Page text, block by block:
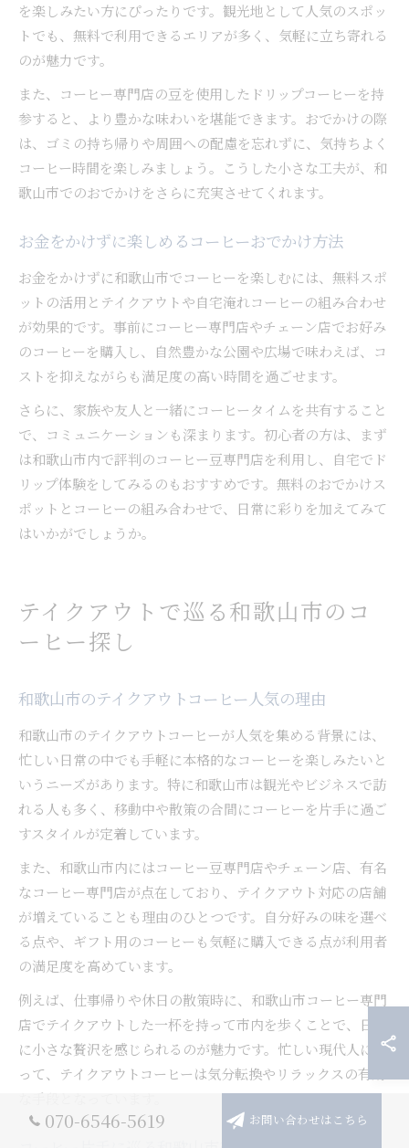
を楽しみたい方にぴったりです。観光地として人気のスポッ
トでも、無料で利用できるエリアが多く、気軽に立ち寄れる
のが魅力です。
また、コーヒー専門店の豆を使用したドリップコーヒーを持
参すると、より豊かな味わいを堪能できます。おでかけの際
は、ゴミの持ち帰りや周囲への配慮を忘れずに、気持ちよく
コーヒー時間を楽しみましょう。こうした小さな工夫が、和
歌山市でのおでかけをさらに充実させてくれます。
お金をかけずに楽しめるコーヒーおでかけ方法
お金をかけずに和歌山市でコーヒーを楽しむには、無料スポ
ットの活用とテイクアウトや自宅淹れコーヒーの組み合わせ
が効果的です。事前にコーヒー専門店やチェーン店でお好み
のコーヒーを購入し、自然豊かな公園や広場で味わえば、コ
ストを抑えながらも満足度の高い時間を過ごせます。
さらに、家族や友人と一緒にコーヒータイムを共有すること
で、コミュニケーションも深まります。初心者の方は、まず
は和歌山市内で評判のコーヒー豆専門店を利用し、自宅でド
リップ体験をしてみるのもおすすめです。無料のおでかけス
ポットとコーヒーの組み合わせで、日常に彩りを加えてみて
はいかがでしょうか。
テイクアウトで巡る和歌山市のコ
ーヒー探し
和歌山市のテイクアウトコーヒー人気の理由
和歌山市のテイクアウトコーヒーが人気を集める背景には、
忙しい日常の中でも手軽に本格的なコーヒーを楽しみたいと
いうニーズがあります。特に和歌山市は観光やビジネスで訪
れる人も多く、移動中や散策の合間にコーヒーを片手に過ご
すスタイルが定着しています。
また、和歌山市内にはコーヒー豆専門店やチェーン店、有名
なコーヒー専門店が点在しており、テイクアウト対応の店舗
が増えていることも理由のひとつです。自分好みの味を選べ
る点や、ギフト用のコーヒーも気軽に購入できる点が利用者
の満足度を高めています。
例えば、仕事帰りや休日の散策時に、和歌山市コーヒー専門
店でテイクアウトした一杯を持って市内を歩くことで、日常
に小さな贅沢を感じられるのが魅力です。忙しい現代人にと
って、テイクアウトコーヒーは気分転換やリラックスの有効
な手段となっています。
070-6546-5619 お問い合わせはこちら